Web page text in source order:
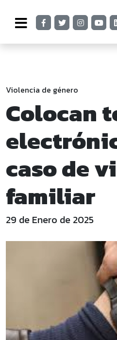
Violencia de género
Colocan
caso de
familiar
29 de Enero de 2025